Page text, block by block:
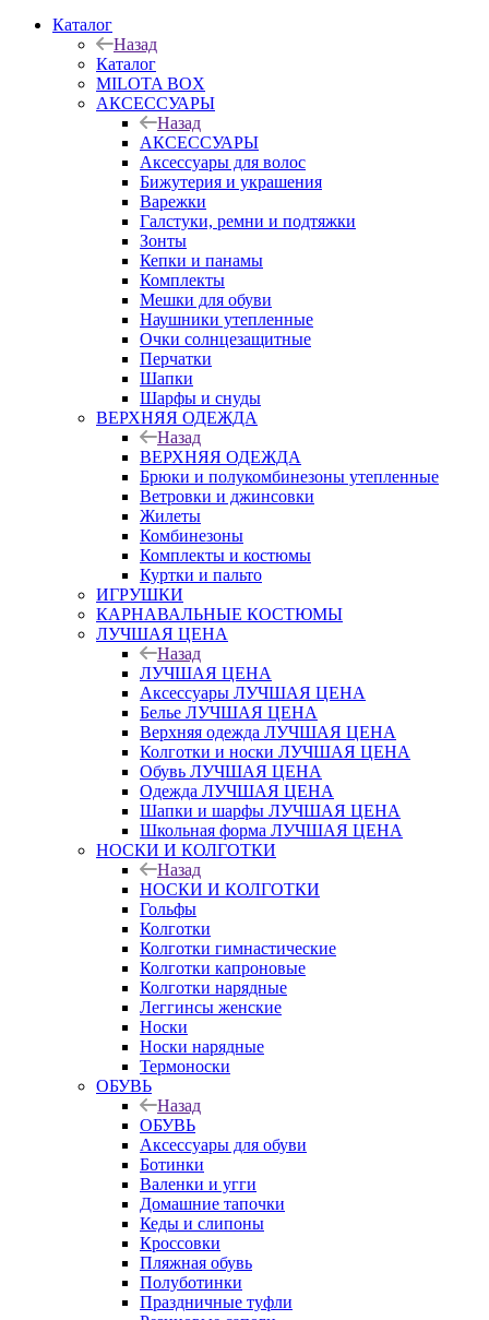
Каталог
Назад
Каталог
MILOTA BOX
АКСЕССУАРЫ
Назад
АКСЕССУАРЫ
Аксессуары для волос
Бижутерия и украшения
Варежки
Галстуки, ремни и подтяжки
Зонты
Кепки и панамы
Комплекты
Мешки для обуви
Наушники утепленные
Очки солнцезащитные
Перчатки
Шапки
Шарфы и снуды
ВЕРХНЯЯ ОДЕЖДА
Назад
ВЕРХНЯЯ ОДЕЖДА
Брюки и полукомбинезоны утепленные
Ветровки и джинсовки
Жилеты
Комбинезоны
Комплекты и костюмы
Куртки и пальто
ИГРУШКИ
КАРНАВАЛЬНЫЕ КОСТЮМЫ
ЛУЧШАЯ ЦЕНА
Назад
ЛУЧШАЯ ЦЕНА
Аксессуары ЛУЧШАЯ ЦЕНА
Белье ЛУЧШАЯ ЦЕНА
Верхняя одежда ЛУЧШАЯ ЦЕНА
Колготки и носки ЛУЧШАЯ ЦЕНА
Обувь ЛУЧШАЯ ЦЕНА
Одежда ЛУЧШАЯ ЦЕНА
Шапки и шарфы ЛУЧШАЯ ЦЕНА
Школьная форма ЛУЧШАЯ ЦЕНА
НОСКИ И КОЛГОТКИ
Назад
НОСКИ И КОЛГОТКИ
Гольфы
Колготки
Колготки гимнастические
Колготки капроновые
Колготки нарядные
Леггинсы женские
Носки
Носки нарядные
Термоноски
ОБУВЬ
Назад
ОБУВЬ
Аксессуары для обуви
Ботинки
Валенки и угги
Домашние тапочки
Кеды и слипоны
Кроссовки
Пляжная обувь
Полуботинки
Праздничные туфли